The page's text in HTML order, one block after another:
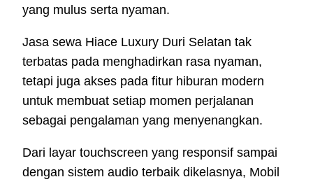
yang mulus serta nyaman.
Jasa sewa Hiace Luxury Duri Selatan tak
terbatas pada menghadirkan rasa nyaman,
tetapi juga akses pada fitur hiburan modern
untuk membuat setiap momen perjalanan
sebagai pengalaman yang menyenangkan.
Dari layar touchscreen yang responsif sampai
dengan sistem audio terbaik dikelasnya, Mobil